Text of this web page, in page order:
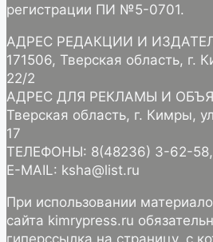
регистрации ПИ №5-0701.
АДРЕС РЕДАКЦИИ И
171506, Тверская область, г.
22/2
АДРЕС ДЛЯ РЕКЛАМЫ И
Тверская область, г. Кимры,
17
ТЕЛЕФОНЫ: 8(48236) 3-62-
E-MAIL: ksha@list.ru
При использовании
сайта kimrypress.ru
гиперссылка на страницу, с